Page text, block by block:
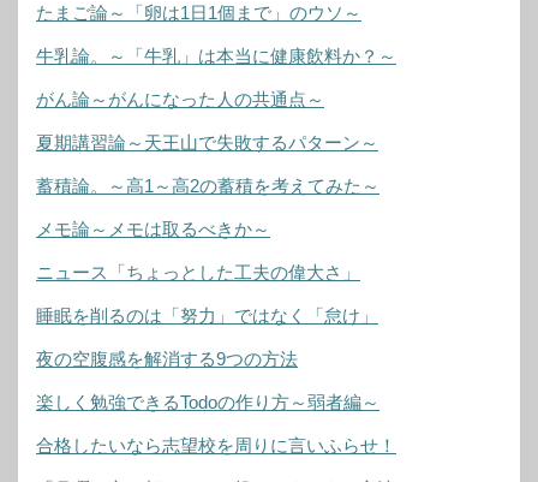
たまご論～「卵は1日1個まで」のウソ～
牛乳論。～「牛乳」は本当に健康飲料か？～
がん論～がんになった人の共通点～
夏期講習論～天王山で失敗するパターン～
蓄積論。～高1～高2の蓄積を考えてみた～
メモ論～メモは取るべきか～
ニュース「ちょっとした工夫の偉大さ」
睡眠を削るのは「努力」ではなく「怠け」
夜の空腹感を解消する9つの方法
楽しく勉強できるTodoの作り方～弱者編～
合格したいなら志望校を周りに言いふらせ！